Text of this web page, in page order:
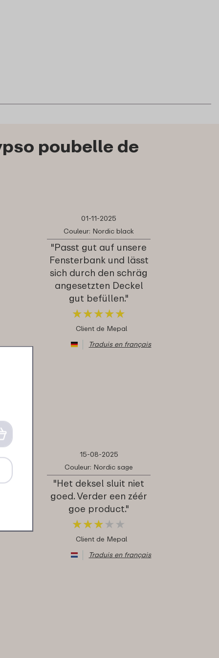
poubelle de
01-11-2025
Couleur: Nordic black
"Passt gut auf unsere
Fensterbank und lässt
sich durch den schräg
angesetzten Deckel
gut befüllen."
★★★★★
★★★★★
Client de Mepal
Traduis en français
15-08-2025
Couleur: Nordic sage
"Het deksel sluit niet
goed. Verder een zéér
goe product."
★★★ ★ ★
★★★ ★ ★
Client de Mepal
Traduis en français